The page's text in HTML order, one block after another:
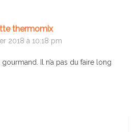
thermomix
2018 à 10:18 pm
Il n’a pas du faire long